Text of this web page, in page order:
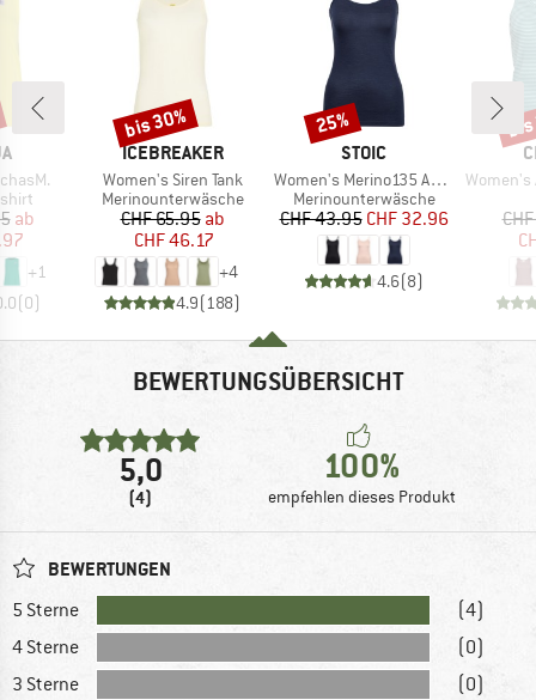
Preis
ab
+1
(0)
MARKE
ICEBREAKER
Artikel
Women's Siren Tank
Produktgruppe
Merinounterwäsche
Preis
CHF 65.95reduzierter Preis
ab
CHF 46.17
+4
4.9(188)
Rabatt
bis 30%
MARKE
STOIC
Artikel
Women's Merino135 AnebySt. Top
Produktgruppe
Merinounterwäsche
Preis
CHF 43.95reduzierter Preis
CHF 32.96
4.6(8)
Rabatt
25%
Artikel
Women's
BEWERTUNGSÜBERSICHT
5,0
(4)
100%
empfehlen dieses Produkt
BEWERTUNGEN
5 Sterne
(4)
4 Sterne
(0)
3 Sterne
(0)